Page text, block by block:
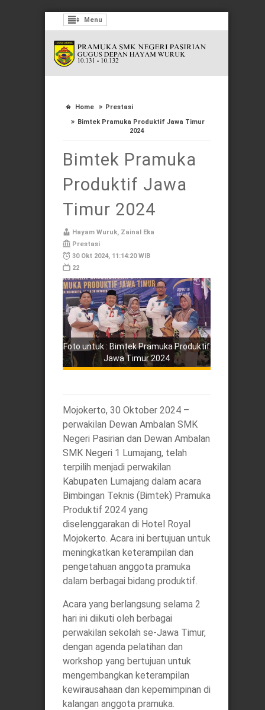
Menu
Home
Prestasi
Bimtek Pramuka Produktif Jawa Timur
2024
Bimtek Pramuka
Produktif Jawa
Timur 2024
Hayam Wuruk, Zainal Eka
Prestasi
30 Okt 2024, 11:14:20 WIB
22
Foto untuk : Bimtek Pramuka Produktif
Jawa Timur 2024
Mojokerto, 30 Oktober 2024 –
perwakilan Dewan Ambalan SMK
Negeri Pasirian dan Dewan Ambalan
SMK Negeri 1 Lumajang, telah
terpilih menjadi perwakilan
Kabupaten Lumajang dalam acara
Bimbingan Teknis (Bimtek) Pramuka
Produktif 2024 yang
diselenggarakan di Hotel Royal
Mojokerto. Acara ini bertujuan untuk
meningkatkan keterampilan dan
pengetahuan anggota pramuka
dalam berbagai bidang produktif.
Acara yang berlangsung selama 2
hari ini diikuti oleh berbagai
perwakilan sekolah se-Jawa Timur,
dengan agenda pelatihan dan
workshop yang bertujuan untuk
mengembangkan keterampilan
kewirausahaan dan kepemimpinan di
kalangan anggota pramuka.